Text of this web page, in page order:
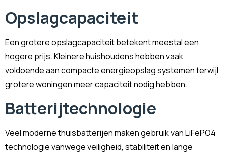
Opslagcapaciteit
Een grotere opslagcapaciteit betekent meestal een
hogere prijs. Kleinere huishoudens hebben vaak
voldoende aan compacte energieopslag systemen terwijl
grotere woningen meer capaciteit nodig hebben.
Batterijtechnologie
Veel moderne thuisbatterijen maken gebruik van LiFePO4
technologie vanwege veiligheid, stabiliteit en lange